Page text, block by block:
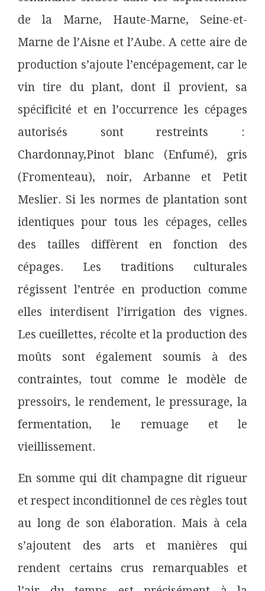
de la Marne, Haute-Marne, Seine-et-
Marne de l’Aisne et l’Aube. A cette aire de
production s’ajoute l’encépagement, car le
vin tire du plant, dont il provient, sa
spécificité et en l’occurrence les cépages
autorisés sont restreints :
Chardonnay,Pinot blanc (Enfumé), gris
(Fromenteau), noir, Arbanne et Petit
Meslier. Si les normes de plantation sont
identiques pour tous les cépages, celles
des tailles diffèrent en fonction des
cépages. Les traditions culturales
régissent l’entrée en production comme
elles interdisent l’irrigation des vignes.
Les cueillettes, récolte et la production des
moûts sont également soumis à des
contraintes, tout comme le modèle de
pressoirs, le rendement, le pressurage, la
fermentation, le remuage et le
vieillissement.
En somme qui dit champagne dit rigueur
et respect inconditionnel de ces règles tout
au long de son élaboration. Mais à cela
s’ajoutent des arts et manières qui
rendent certains crus remarquables et